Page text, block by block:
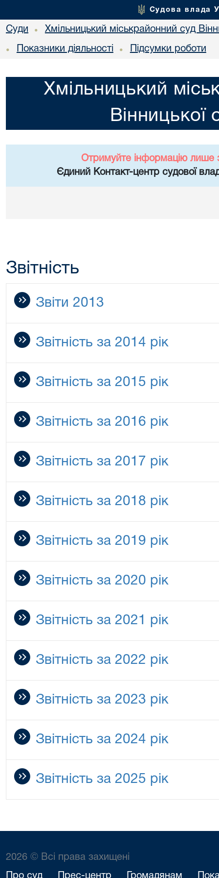
Судова влада
Суди • Хмільницький міськрайонний суд
• Показники діяльності • Підсумки роботи
Хмільницький
Вінницької
Отримуйте інформацію лише
Єдиний Контакт-центр судової
Звітність
Звіти 2013
Звітність за 2014 рік
Звітність за 2015 рік
Звітність за 2016 рік
Звітність за 2017 рік
Звітність за 2018 рік
Звітність за 2019 рік
Звітність за 2020 рік
Звітність за 2021 рік
Звітність за 2022 рік
Звітність за 2023 рік
Звітність за 2024 рік
Звітність за 2025 рік
2026 © Всі права захищені
Про суд Прес-центр Громадянам